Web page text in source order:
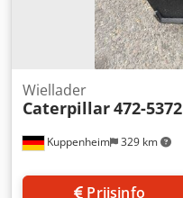
Kuppenheim 329 km
Wiellader
Caterpillar472-5372
Prijsinfo